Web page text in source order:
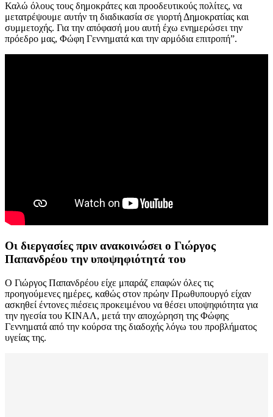
Καλώ όλους τους δημοκράτες και προοδευτικούς πολίτες, να
μετατρέψουμε αυτήν τη διαδικασία σε γιορτή Δημοκρατίας και
συμμετοχής. Για την απόφασή μου αυτή έχω ενημερώσει την
πρόεδρο μας, Φώφη Γεννηματά και την αρμόδια επιτροπή”.
Οι διεργασίες πριν ανακοινώσει ο Γιώργος
Παπανδρέου την υποψηφιότητά του
Ο Γιώργος Παπανδρέου είχε μπαράζ επαφών όλες τις
προηγούμενες ημέρες, καθώς στον πρώην Πρωθυπουργό είχαν
ασκηθεί έντονες πιέσεις προκειμένου να θέσει υποψηφιότητα για
την ηγεσία του ΚΙΝΑΛ, μετά την αποχώρηση της Φώφης
Γεννηματά από την κούρσα της διαδοχής λόγω του προβλήματος
υγείας της.